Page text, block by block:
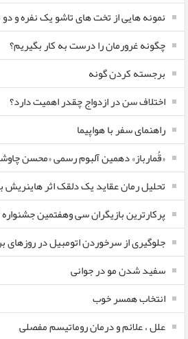
نمونه هایی از تخت های تاشو یک نفره و دو
چگونه غرورمان را درست به کار بگیریم؟
برجسته کردن گونه
اختلاف سن در ازدواج چقدر اهمیت دارد؟
راهنمای سفر با هواپیما
«قُمارباز» دهمین آلبوم رسمی «محسن
تحلیل رمان عقاید یک دلقک اثر هاینریش
پرکارترین بازیگران سی وهفتمین
جلوگیری از سرخوردن اتومبیل در روزهای
سفید شدن مو در جوانی
انتخاب همسر خوب
علل ، علائم و درمان روماتیسم مفصلی